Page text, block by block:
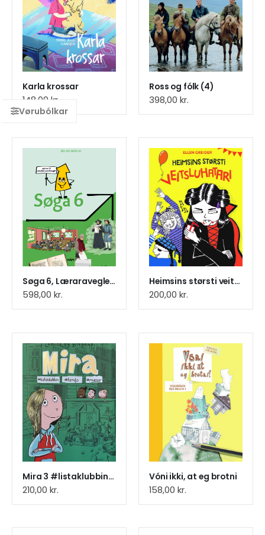
Karla krossar
148,00 kr.
Ross og fólk (4)
398,00 kr.
Søga 6, Læraravegleiðing
598,00 kr.
Heimsins størsti veitsluhatari
200,00 kr.
Mira 3 #listaklubbin #familja #mussar
210,00 kr.
Vóni ikki, at eg brotni
158,00 kr.